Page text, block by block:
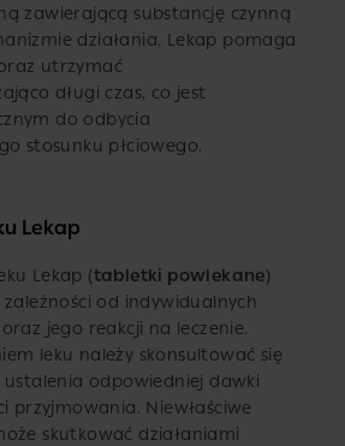
zawierającą substancję czynną
działania. Lekap pomaga
utrzymać
długi czas, co jest
do odbycia
stosunku płciowego.
Lekap
Lekap (tabletki powlekane)
od indywidualnych
jego reakcji na leczenie.
leku należy skonsultować się
ustalenia odpowiedniej dawki
przyjmowania. Niewłaściwe
skutkować działaniami